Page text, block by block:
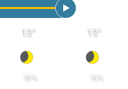
13°
10 %
13°
10 %